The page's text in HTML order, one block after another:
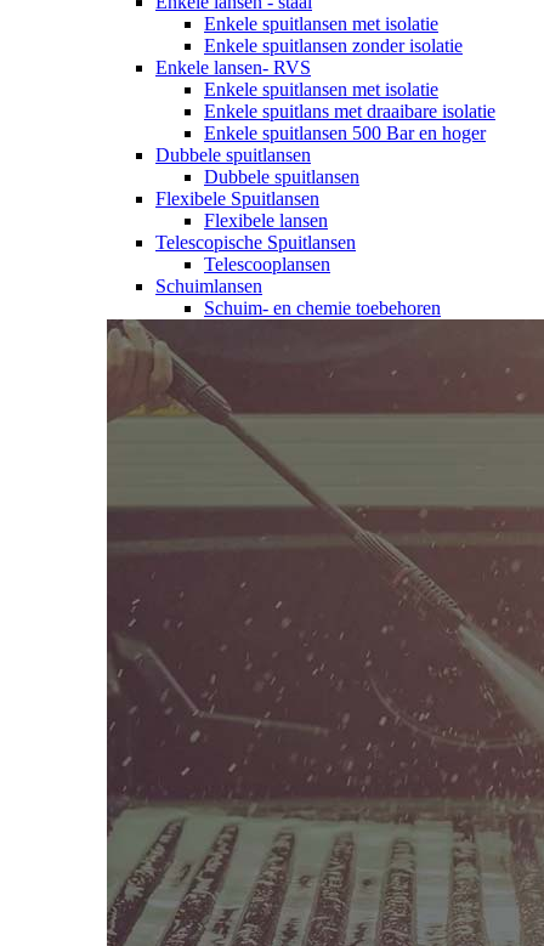
Enkele spuitlansen met isolatie
Enkele spuitlansen zonder isolatie
Enkele lansen- RVS
Enkele spuitlansen met isolatie
Enkele spuitlans met draaibare isolatie
Enkele spuitlansen 500 Bar en hoger
Dubbele spuitlansen
Dubbele spuitlansen
Flexibele Spuitlansen
Flexibele lansen
Telescopische Spuitlansen
Telescooplansen
Schuimlansen
Schuim- en chemie toebehoren